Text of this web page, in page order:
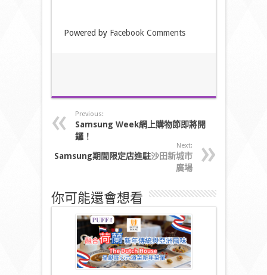
Powered by Facebook Comments
Previous:
Samsung Week網上購物節即將開
鑼！
Next:
Samsung期間限定店進駐沙田新城市
廣場
你可能還會想看